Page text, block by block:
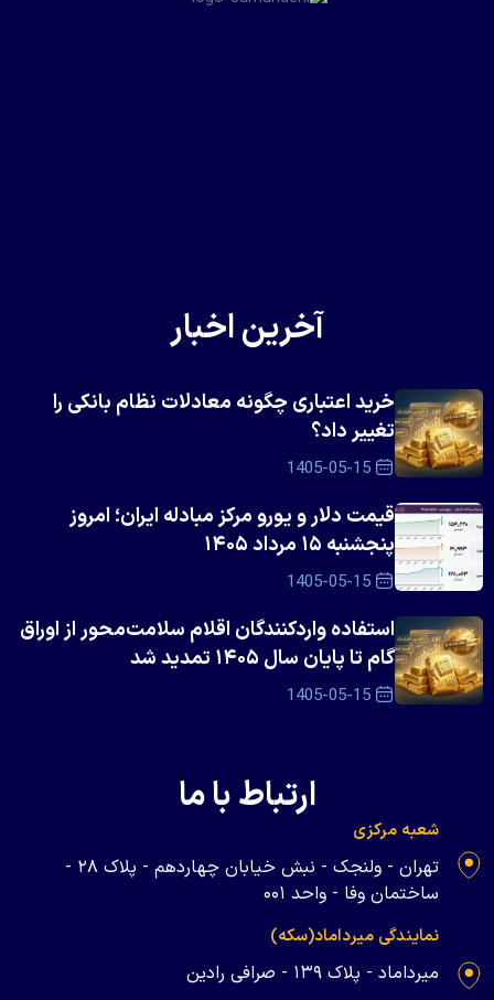
آخرین اخبار
خرید اعتباری چگونه معادلات نظام بانکی را
تغییر داد؟
1405-05-15
قیمت دلار و یورو مرکز مبادله ایران؛ امروز
پنجشنبه ۱۵ مرداد ۱۴۰۵
1405-05-15
استفاده واردکنندگان اقلام سلامت‌محور از اوراق
گام تا پایان سال ۱۴۰۵ تمدید شد
1405-05-15
ارتباط با ما
شعبه مرکزی
تهران - ولنجک - نبش خیابان چهاردهم - پلاک ۲۸ -
ساختمان وفا - واحد ۰۰۱
نمایندگی میرداماد(سکه)
میرداماد - پلاک ۱۳۹ - صرافی رادین